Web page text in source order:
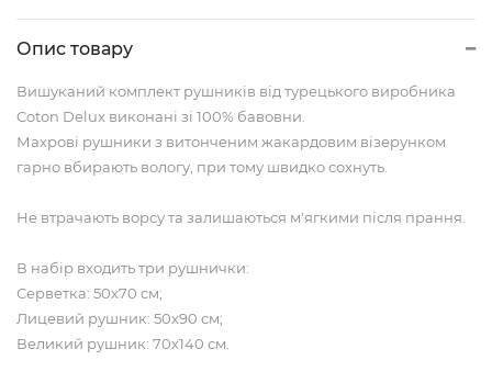
Опис товару
Вишуканий комплект рушників від турецького виробника
Coton Delux виконані зі 100% бавовни.
Махрові рушники з витонченим жакардовим візерунком
гарно вбирають вологу, при тому швидко сохнуть.
Не втрачають ворсу та залишаються м'ягкими після прання.
В набір входить три рушнички:
Серветка: 50х70 см;
Лицевий рушник: 50х90 см;
Великий рушник: 70х140 см.